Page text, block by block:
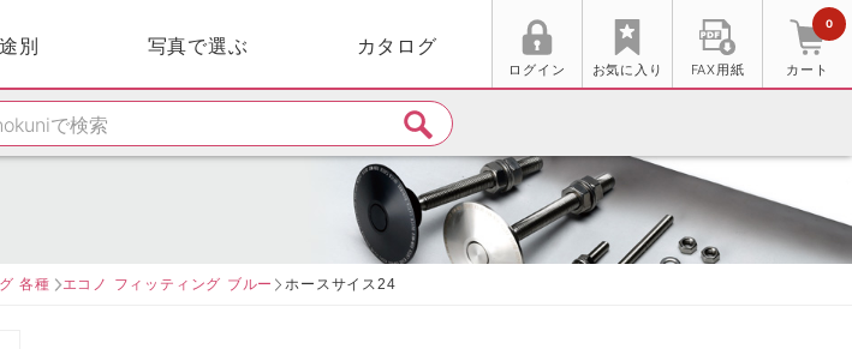
別 写真で選ぶ カタログ
ログイン お気に入り FAX用紙 カート
0
各種 エコノ フィッティング ブルー ホースサイス24